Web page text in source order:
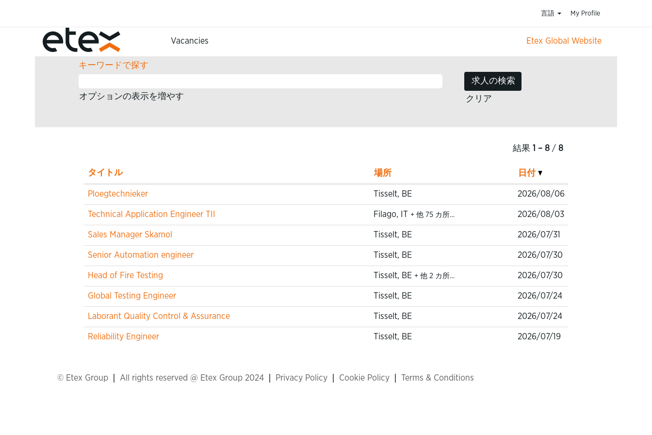
言語 My Profile
Vacancies Etex Global Website
検索結果: "ベルギー および Tisselt".
キーワードで探す
オプションの表示を増やす クリア
結果 1 – 8 / 8
タイトル 場所 日付
Ploegtechnieker Tisselt, BE 2026/08/06
Technical Application Engineer TII Filago, IT + 他 75 カ所… 2026/08/03
Sales Manager Skamol Tisselt, BE 2026/07/31
Senior Automation engineer Tisselt, BE 2026/07/30
Head of Fire Testing Tisselt, BE + 他 2 カ所… 2026/07/30
Global Testing Engineer Tisselt, BE 2026/07/24
Laborant Quality Control & Assurance Tisselt, BE 2026/07/24
Reliability Engineer Tisselt, BE 2026/07/19
© Etex Group All rights reserved @ Etex Group 2024 Privacy Policy Cookie Policy Terms & Conditions